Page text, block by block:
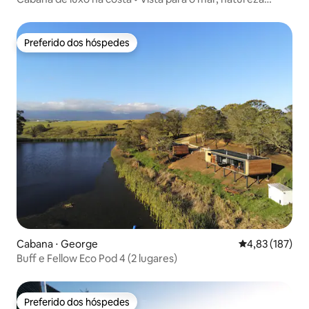
Preferido dos hóspedes
Preferido dos hóspedes
Cabana ⋅ George 4,83 de uma
4,83 (187)
Buff e Fellow Eco Pod 4 (2 lugares)
Preferido dos hóspedes